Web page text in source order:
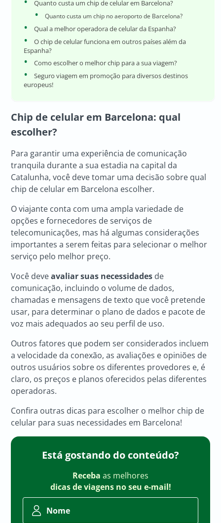
Quanto custa um chip de celular em Barcelona?
Quanto custa um chip no aeroporto de Barcelona?
Qual a melhor operadora de celular da Espanha?
O chip de celular funciona em outros países além da
Espanha?
Como escolher o melhor chip para a sua viagem?
Seguro viagem em promoção para diversos destinos
europeus!
Chip de celular em Barcelona: qual
escolher?
Para garantir uma experiência de comunicação
tranquila durante a sua estadia na capital da
Catalunha, você deve tomar uma decisão sobre qual
chip de celular em Barcelona escolher.
O viajante conta com uma ampla variedade de
opções e fornecedores de serviços de
telecomunicações, mas há algumas considerações
importantes a serem feitas para selecionar o melhor
serviço pelo melhor preço.
Você deveavaliar suas necessidades de
comunicação, incluindo o volume de dados,
chamadas e mensagens de texto que você pretende
usar, para determinar o plano de dados e pacote de
voz mais adequados ao seu perfil de uso.
Outros fatores que podem ser considerados incluem
a velocidade da conexão, as avaliações e opiniões de
outros usuários sobre os diferentes provedores e, é
claro, os preços e planos oferecidos pelas diferentes
operadoras.
Confira outras dicas para escolher o melhor chip de
celular para suas necessidades em Barcelona!
Está gostando do conteúdo?
Receba as melhores
dicas de viagens no seu e-mail!
Nome